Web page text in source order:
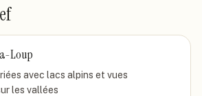
Loup
avec lacs alpins et vues
les vallées